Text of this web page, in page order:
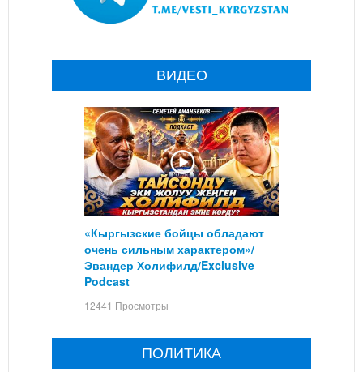
ВИДЕО
«Кыргызские бойцы обладают
очень сильным характером»/
Эвандер Холифилд/Exclusive
Podcast
12441 Просмотры
ПОЛИТИКА